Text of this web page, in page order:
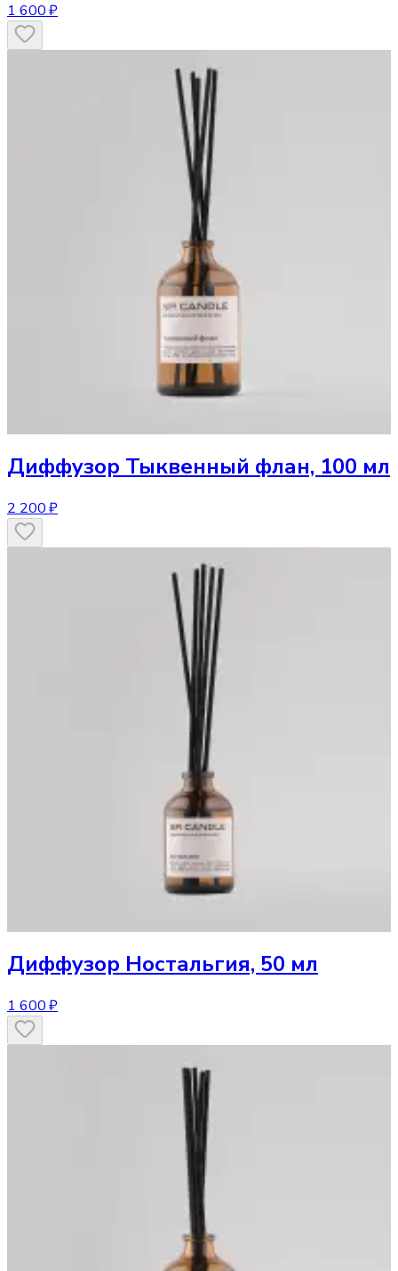
1 600 ₽
Диффузор Тыквенный флан, 100 мл
2 200 ₽
Диффузор Ностальгия, 50 мл
1 600 ₽